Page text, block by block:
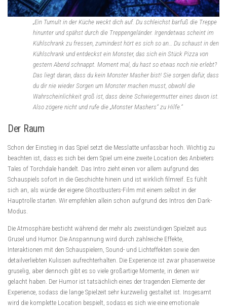
„Ein Tumult in der Küche weckt dich auf. Du schleichst barfuß die Treppe
hinunter und spähst durch die Treppengeländer. Irgendetwas scheint im
Kühlschrank zu fressen, zumindest hört es sich so an… Du schaust in den
Kühlschrank und entdeckst ein Monster, das sich ein Stück Pizza von
gestern Abend schnappt. Moment mal, du hast so etwas noch nie erlebt?
Das liegt daran, dass du kein Monster Masher bist! Sie sorgen dafür, dass
du dir nie wieder Sorgen um Monster machen musst, obwohl die
Wahrscheinlichkeit groß ist, dass deine Schwiegermutter eines davon ist.
Also zögere nicht und rufe die „Monster Mashers“ zu Hilfe.“
Der Raum
Schon der Einstieg in das Spiel setzt die Messlatte unfassbar hoch. Wichtig zu
beachten ist, dass es sich bei dem Spiel um eine zweite Location des Anbieters
Tales of Torchdale handelt. Das Intro zieht einen vor allem aufgrund des
Schauspiels sofort in die Geschichte hinein und ist wirklich filmreif. Es fühlt
sich an, als würde der eigene Ghostbusters-Film mit einem selbst in der
Hauptrolle starten. Wir empfehlen allein schon aufgrund des Intros den Dark-
Modus.
Die Atmosphäre besticht während der mehr als zweistündigen Spielzeit aus
Grusel und Humor. Die Anspannung wird durch zahlreiche Effekte,
Interaktionen mit den Schauspielern, Sound- und Lichteffekten sowie den
detailverliebten Kulissen aufrechterhalten. Die Experience ist zwar phasenweise
gruselig, aber dennoch gibt es so viele großartige Momente, in denen wir
gelacht haben. Der Humor ist tatsächlich eines der tragenden Elemente der
Experience, sodass die lange Spielzeit sehr kurzweilig gestaltet ist. Insgesamt
wird die komplette Location bespielt, sodass es sich wie eine emotionale